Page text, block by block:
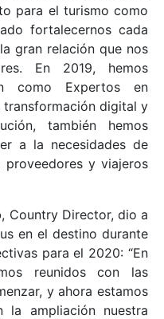
para el turismo como
fortalecernos cada
gran relación que nos
En 2019, hemos
como Expertos en
transformación digital y
también hemos
a la necesidades de
proveedores y viajeros
, Country Director, dio a
en el destino durante
para el 2020: “En
reunidos con las
y ahora estamos
ampliación nuestra